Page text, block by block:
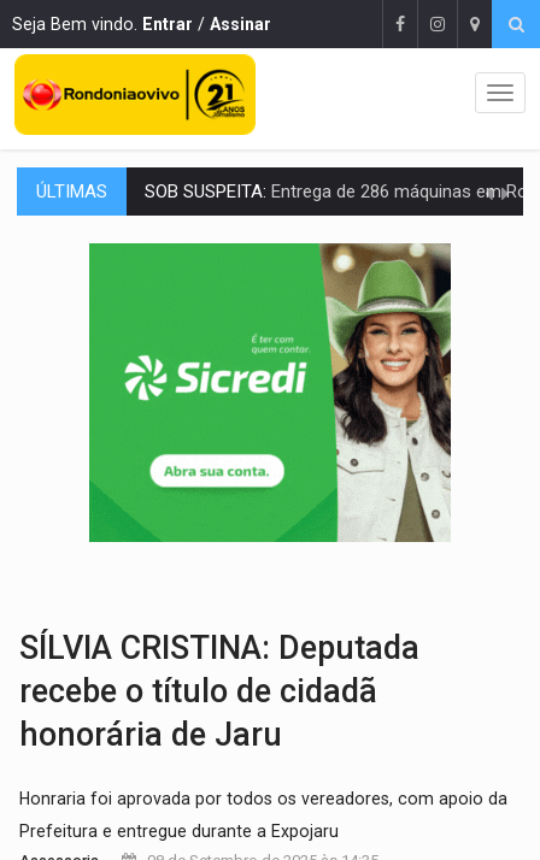
Seja Bem vindo. Entrar / Assinar
ÚLTIMAS ARTIGO:Reter até 50% no distrato imobiliário é legal, mas não pode
DO HOSPITAL AO CAMPO:Veja as mais de 200 ações de Marcos
Grupo Nova Era amplia presença em PVH e transforma Aramix
ROTA GLOBAL:PCC amplia presença internacional e transforma Brasil em
CONEXÃO RONDONIAOVIVO:Museólogo Antônio Ocampo conduz a história de
Ferroviários pedem ao Iphan recuperação de área
VARIANDO O CARDÁPIO: Veja essa receita de carne assada para o
PREJUÍZO AOS ESTUDANTES: Greve dos professores em PVH é
SÍLVIA CRISTINA: Deputada
recebe o título de cidadã
honorária de Jaru
Honraria foi aprovada por todos os vereadores, com apoio da
Prefeitura e entregue durante a Expojaru